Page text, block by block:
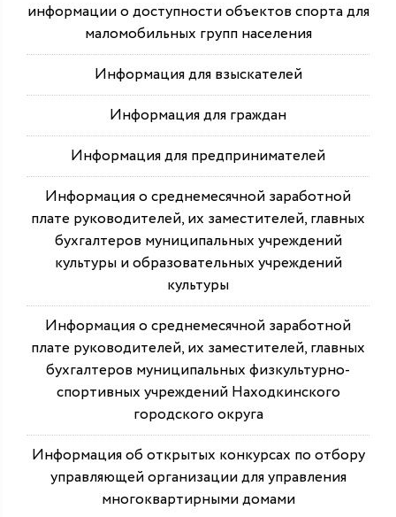
информации о доступности объектов спорта для
маломобильных групп населения
Информация для взыскателей
Информация для граждан
Информация для предпринимателей
Информация о среднемесячной заработной
плате руководителей, их заместителей, главных
бухгалтеров муниципальных учреждений
культуры и образовательных учреждений
культуры
Информация о среднемесячной заработной
плате руководителей, их заместителей, главных
бухгалтеров муниципальных физкультурно-
спортивных учреждений Находкинского
городского округа
Информация об открытых конкурсах по отбору
управляющей организации для управления
многоквартирными домами